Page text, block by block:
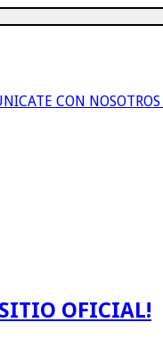
CON NOSOTROS
OFICIAL!